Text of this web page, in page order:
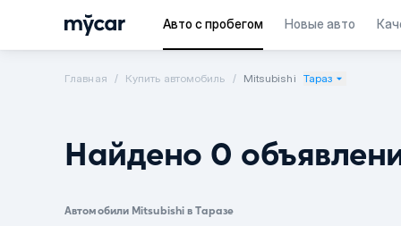
Авто с пробегом Новые авто
Главная Купить автомобиль Mitsubishi Тараз
Найдено 0
Автомобили Mitsubishi в Таразе